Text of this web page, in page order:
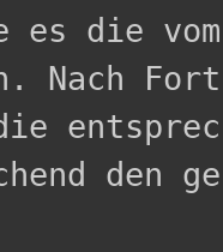
es die
Nach
den